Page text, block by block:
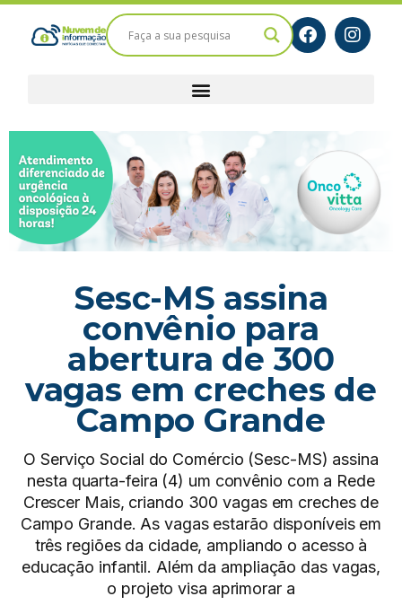
Sesc-MS assina
convênio para
abertura de 300
vagas em creches de
Campo Grande
O Serviço Social do Comércio (Sesc-MS) assina
nesta quarta-feira (4) um convênio com a Rede
Crescer Mais, criando 300 vagas em creches de
Campo Grande. As vagas estarão disponíveis em
três regiões da cidade, ampliando o acesso à
educação infantil. Além da ampliação das vagas,
o projeto visa aprimorar a